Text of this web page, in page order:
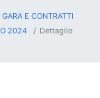
E CONTRATTI
2024
Dettaglio